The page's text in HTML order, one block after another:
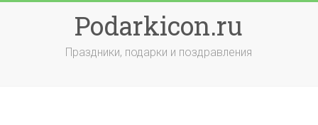
Podarkicon.ru
Праздники, подарки и поздравления